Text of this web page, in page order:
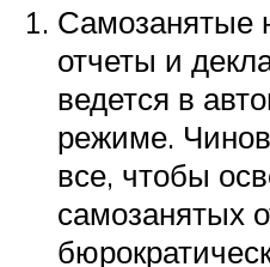
Самозанятые
отчеты и
ведется в
режиме.
все, чтобы
самозанятых